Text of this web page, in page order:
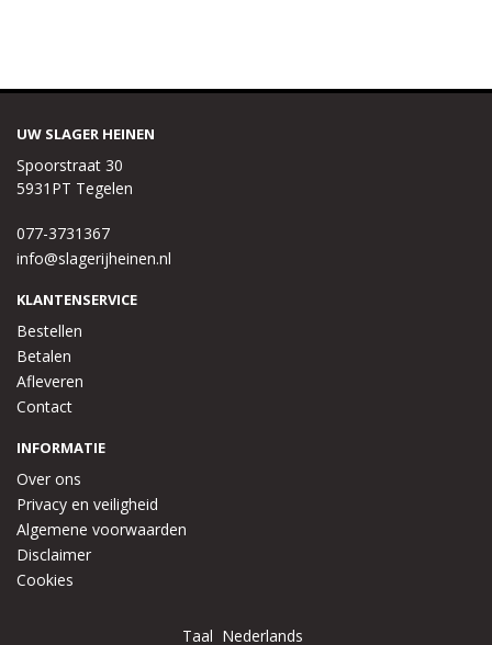
UW SLAGER HEINEN
Spoorstraat 30
5931PT Tegelen
077-3731367
info@slagerijheinen.nl
KLANTENSERVICE
Bestellen
Betalen
Afleveren
Contact
INFORMATIE
Over ons
Privacy en veiligheid
Algemene voorwaarden
Disclaimer
Cookies
Taal